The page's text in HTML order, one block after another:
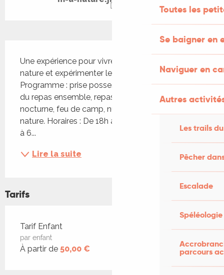
Toutes les
Se baigner en
Naviguer en
Autres
Les trails
Pêcher
Escalade
Spéléologie
parcours
Une expérience pour vivre sur un espace en pleine
nature et expérimenter les sensations de la nuit.
Programme : prise possession du lieu, préparation
du repas ensemble, repas partagé, balade
nocturne, feu de camp, nuit sous le tipi, jeux
nature. Horaires : De 18h à midi le lendemain De 3
à 6...
Lire la suite
Tarifs
Tarifs 2026
Tarif Enfant
par enfant
À partir de 50,00 €